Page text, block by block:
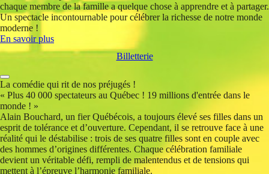
chaque membre de la famille a quelque chose à apprendre et à partager.
Un spectacle incontournable pour célébrer la richesse de notre monde
moderne !
En savoir plus
Billetterie
La comédie qui rit de nos préjugés !
« Plus 40 000 spectateurs au Québec ! 19 millions d'entrée dans le
monde ! »
Alain Bouchard, un fier Québécois, a toujours élevé ses filles dans un
esprit de tolérance et d’ouverture. Cependant, il se retrouve face à une
réalité qui le déstabilise : trois de ses quatre filles sont en couple avec
des hommes d’origines différentes. Chaque célébration familiale
devient un véritable défi, rempli de malentendus et de tensions qui
mettent à l’épreuve l’harmonie familiale.